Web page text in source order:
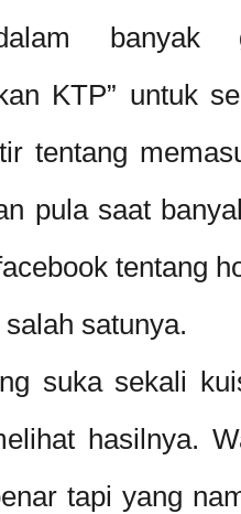
banyak
KTP” untuk
tentang
pula saat
tentang
satunya.
suka sekali
hasilnya.
tapi yang